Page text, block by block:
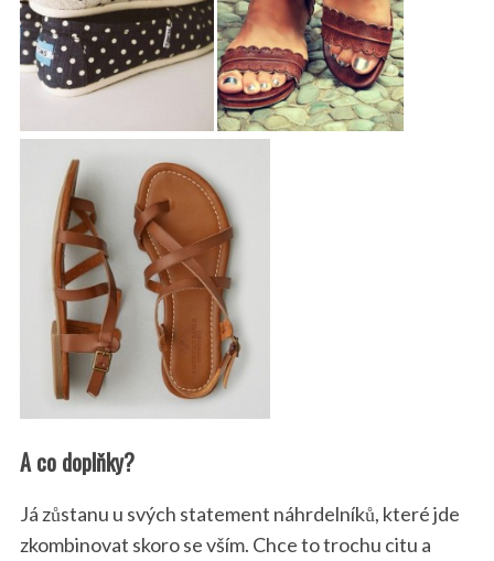
A co doplňky?
Já zůstanu u svých statement náhrdelníků, které jde
zkombinovat skoro se vším. Chce to trochu citu a